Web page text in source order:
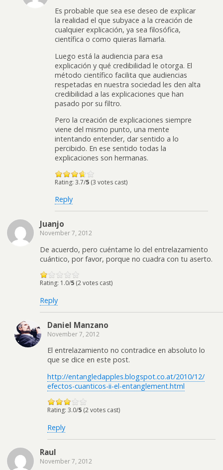
Es probable que sea ese deseo de explicar
la realidad el que subyace a la creación de
cualquier explicación, ya sea filosófica,
científica o como quieras llamarla.
Luego está la audiencia para esa
explicación y qué credibilidad le otorga. El
método científico facilita que audiencias
respetadas en nuestra sociedad les den alta
credibilidad a las explicaciones que han
pasado por su filtro.
Pero la creación de explicaciones siempre
viene del mismo punto, una mente
intentando entender, dar sentido a lo
percibido. En ese sentido todas la
explicaciones son hermanas.
Rating: 3.7/5 (3 votes cast)
Reply
Juanjo
November 7, 2012
De acuerdo, pero cuéntame lo del entrelazamiento
cuántico, por favor, porque no cuadra con tu aserto.
Rating: 1.0/5 (2 votes cast)
Reply
Daniel Manzano
November 7, 2012
El entrelazamiento no contradice en absoluto lo
que se dice en este post.
http://entangledapples.blogspot.co.at/2010/12/
efectos-cuanticos-ii-el-entanglement.html
Rating: 3.0/5 (2 votes cast)
Reply
Raul
November 7, 2012